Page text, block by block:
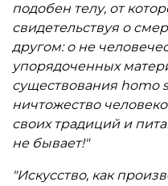
подобен телу, от
свидетельствуя о
другом: о не
упорядоченных
существования homo
ничтожество
своих традиций и
не бывает!"
"Искусство, как